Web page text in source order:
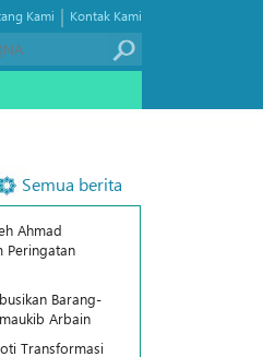
Kontak Kami
|
Kami
Semua berita
Ahmad
Peringatan
Barang-
Arbain
Transformasi